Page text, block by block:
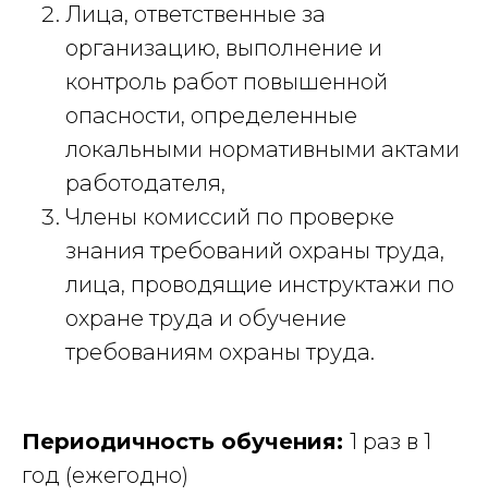
Лица, ответственные за
организацию, выполнение и
контроль работ повышенной
опасности, определенные
локальными нормативными актами
работодателя,
Члены комиссий по проверке
знания требований охраны труда,
лица, проводящие инструктажи по
охране труда и обучение
требованиям охраны труда.
Периодичность обучения: 1 раз в 1
год (ежегодно)